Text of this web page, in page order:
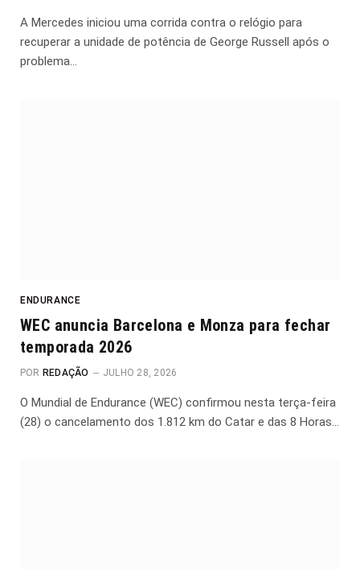
A Mercedes iniciou uma corrida contra o relógio para
recuperar a unidade de potência de George Russell após o
problema…
ENDURANCE
WEC anuncia Barcelona e Monza para fechar
temporada 2026
POR REDAÇÃO JULHO 28, 2026
O Mundial de Endurance (WEC) confirmou nesta terça-feira
(28) o cancelamento dos 1.812 km do Catar e das 8 Horas…